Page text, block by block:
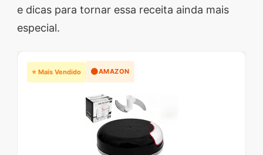
e dicas para tornar essa receita ainda mais
especial.
⭐ Mais Vendido 🟠AMAZON